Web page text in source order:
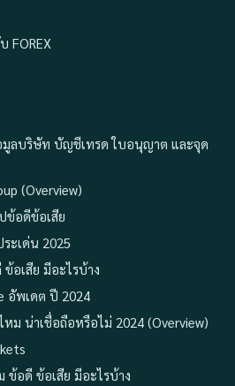
FOREX
มูลบริษัท บัญชีเทรด ใบอนุญาต และจุด
(Overview)
ข้อดีข้อเสีย
ะเด่น 2025
อเสีย มีอะไรบ้าง
อัพเดต ปี 2024
หม น่าเชื่อถือหรือไม่ 2024 (Overview)
ข้อดี ข้อเสีย มีอะไรบ้าง